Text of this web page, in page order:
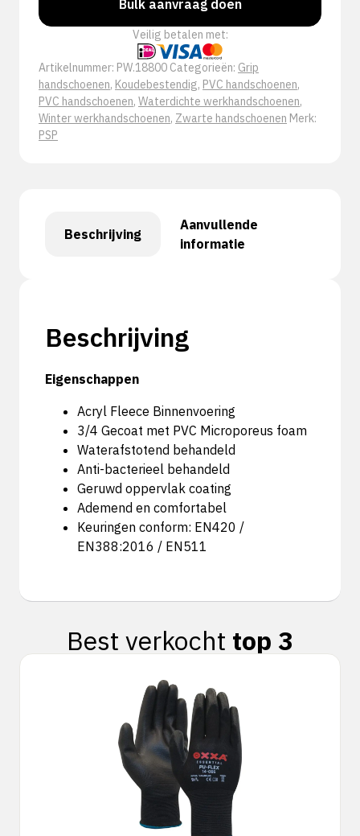
aantal
Bulk aanvraag doen
Veilig betalen met:
Artikelnummer: PW.18800 Categorieën: Grip
handschoenen, Koudebestendig, PVC handschoenen,
PVC handschoenen, Waterdichte werkhandschoenen,
Winter werkhandschoenen, Zwarte handschoenen Merk:
PSP
Beschrijving
Aanvullende
informatie
Beschrijving
Eigenschappen
Acryl Fleece Binnenvoering
3/4 Gecoat met PVC Microporeus foam
Waterafstotend behandeld
Anti-bacterieel behandeld
Geruwd oppervlak coating
Ademend en comfortabel
Keuringen conform: EN420 /
EN388:2016 / EN511
Best verkocht top 3